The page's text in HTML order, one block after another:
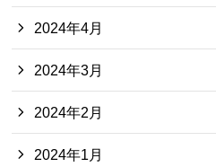
2024年4月
2024年3月
2024年2月
2024年1月